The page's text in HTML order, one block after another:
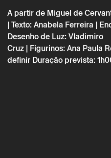
A partir de Miguel de
| Texto: Anabela Ferreira |
Desenho de Luz: Vladimiro
Cruz | Figurinos: Ana Paula
definir Duração prevista: